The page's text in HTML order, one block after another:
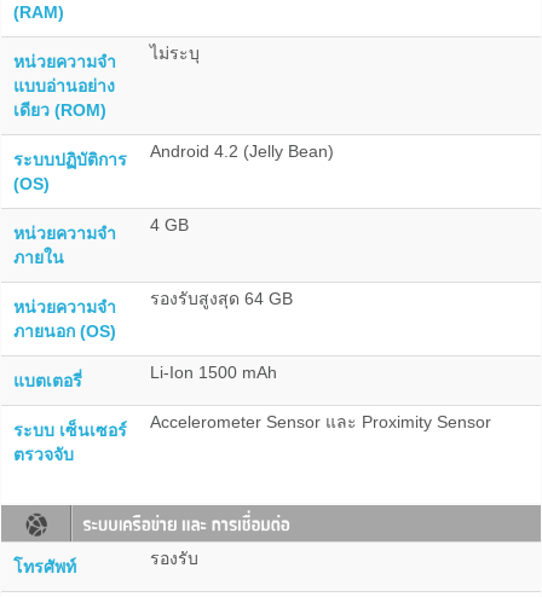
(RAM)
หน่วยความจำ
แบบอ่านอย่าง
เดียว (ROM)
ไม่ระบุ
ระบบปฏิบัติการ
(OS)
Android 4.2 (Jelly Bean)
หน่วยความจำ
ภายใน
4 GB
หน่วยความจำ
ภายนอก (OS)
รองรับสูงสุด 64 GB
แบตเตอรี่ Li-Ion 1500 mAh
ระบบ เซ็นเซอร์
ตรวจจับ
Accelerometer Sensor และ Proximity Sensor
โทรศัพท์ รองรับ